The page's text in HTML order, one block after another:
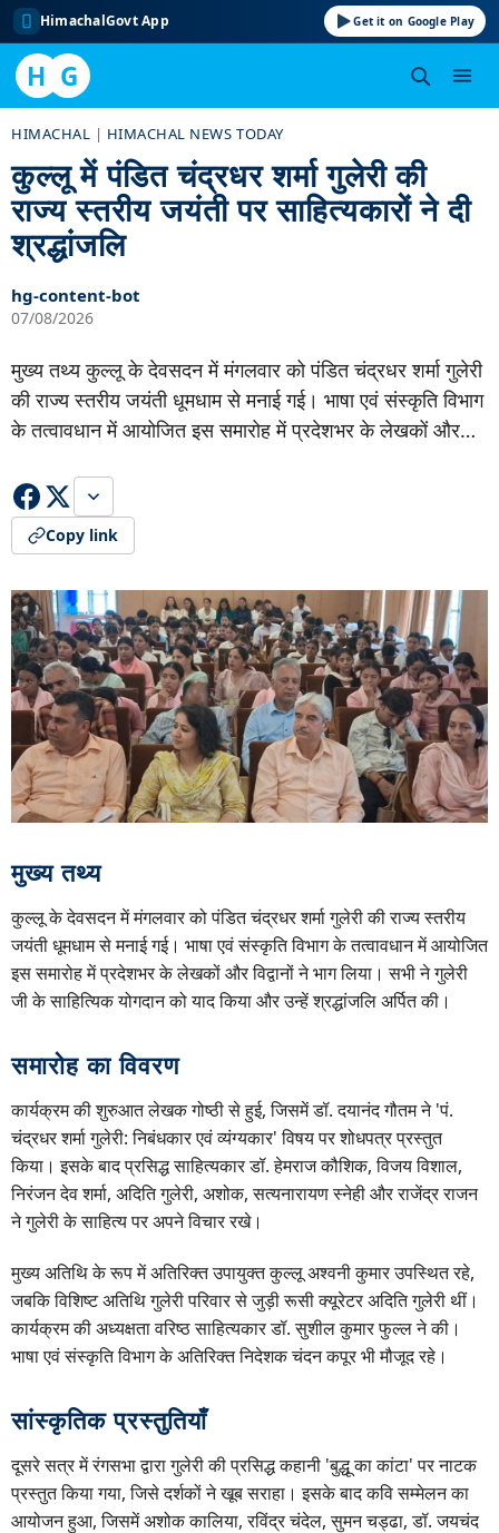
HimachalGovt App Get it on Google Play
H G
content
HIMACHAL | HIMACHAL NEWS TODAY
कुल्लू में पंडित चंद्रधर शर्मा गुलेरी की
राज्य स्तरीय जयंती पर साहित्यकारों ने दी
श्रद्धांजलि
hg-content-bot
07/08/2026
मुख्य तथ्य कुल्लू के देवसदन में मंगलवार को पंडित चंद्रधर शर्मा गुलेरी
की राज्य स्तरीय जयंती धूमधाम से मनाई गई। भाषा एवं संस्कृति विभाग
के तत्वावधान में आयोजित इस समारोह में प्रदेशभर के लेखकों और…
Copy link
मुख्य तथ्य
कुल्लू के देवसदन में मंगलवार को पंडित चंद्रधर शर्मा गुलेरी की राज्य स्तरीय
जयंती धूमधाम से मनाई गई। भाषा एवं संस्कृति विभाग के तत्वावधान में आयोजित
इस समारोह में प्रदेशभर के लेखकों और विद्वानों ने भाग लिया। सभी ने गुलेरी
जी के साहित्यिक योगदान को याद किया और उन्हें श्रद्धांजलि अर्पित की।
समारोह का विवरण
कार्यक्रम की शुरुआत लेखक गोष्ठी से हुई, जिसमें डॉ. दयानंद गौतम ने 'पं.
चंद्रधर शर्मा गुलेरी: निबंधकार एवं व्यंग्यकार' विषय पर शोधपत्र प्रस्तुत
किया। इसके बाद प्रसिद्ध साहित्यकार डॉ. हेमराज कौशिक, विजय विशाल,
निरंजन देव शर्मा, अदिति गुलेरी, अशोक, सत्यनारायण स्नेही और राजेंद्र राजन
ने गुलेरी के साहित्य पर अपने विचार रखे।
मुख्य अतिथि के रूप में अतिरिक्त उपायुक्त कुल्लू अश्वनी कुमार उपस्थित रहे,
जबकि विशिष्ट अतिथि गुलेरी परिवार से जुड़ी रूसी क्यूरेटर अदिति गुलेरी थीं।
कार्यक्रम की अध्यक्षता वरिष्ठ साहित्यकार डॉ. सुशील कुमार फुल्ल ने की।
भाषा एवं संस्कृति विभाग के अतिरिक्त निदेशक चंदन कपूर भी मौजूद रहे।
सांस्कृतिक प्रस्तुतियाँ
दूसरे सत्र में रंगसभा द्वारा गुलेरी की प्रसिद्ध कहानी 'बुद्धू का कांटा' पर नाटक
प्रस्तुत किया गया, जिसे दर्शकों ने खूब सराहा। इसके बाद कवि सम्मेलन का
आयोजन हुआ, जिसमें अशोक कालिया, रविंद्र चंदेल, सुमन चड्ढा, डॉ. जयचंद